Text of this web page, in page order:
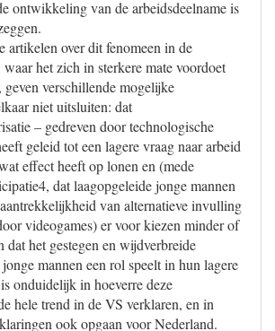
ontwikkeling van de arbeidsdeelname is
artikelen over dit fenomeen in de
het zich in sterkere mate voordoet
verschillende mogelijke
niet uitsluiten: dat
– gedreven door technologische
geleid tot een lagere vraag naar arbeid
effect heeft op lonen en (mede
dat laagopgeleide jonge mannen
van alternatieve invulling
videogames) er voor kiezen minder of
dat het gestegen en wijdverbreide
mannen een rol speelt in hun lagere
onduidelijk in hoeverre deze
hele trend in de VS verklaren, en in
ook opgaan voor Nederland.